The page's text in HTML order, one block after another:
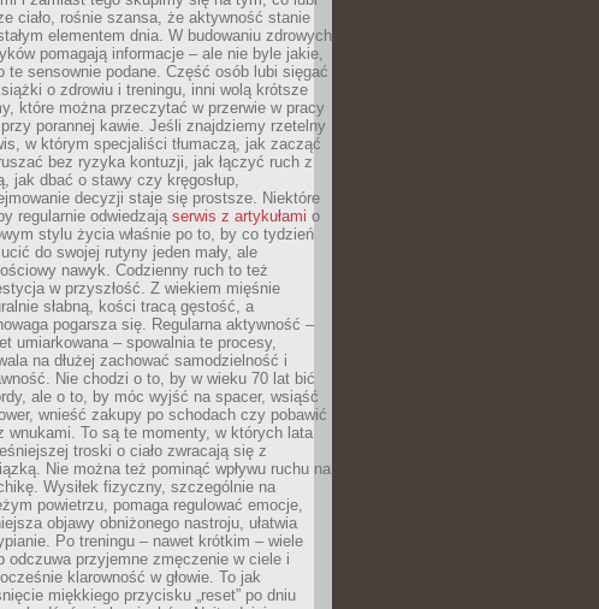
ciało, rośnie szansa, że aktywność stanie
elementem dnia. W budowaniu zdrowych
pomagają informacje – ale nie byle jakie,
te sensownie podane. Część osób lubi sięgać
o zdrowiu i treningu, inni wolą krótsze
które można przeczytać w przerwie w pracy
porannej kawie. Jeśli znajdziemy rzetelny
w którym specjaliści tłumaczą, jak zacząć
bez ryzyka kontuzji, jak łączyć ruch z
jak dbać o stawy czy kręgosłup,
decyzji staje się prostsze. Niektóre
regularnie odwiedzają serwis z artykułami o
stylu życia właśnie po to, by co tydzień
do swojej rutyny jeden mały, ale
nawyk. Codzienny ruch to też
w przyszłość. Z wiekiem mięśnie
słabną, kości tracą gęstość, a
pogarsza się. Regularna aktywność –
umiarkowana – spowalnia te procesy,
na dłużej zachować samodzielność i
Nie chodzi o to, by w wieku 70 lat bić
ale o to, by móc wyjść na spacer, wsiąść
wnieść zakupy po schodach czy pobawić
wnukami. To są te momenty, w których lata
troski o ciało zwracają się z
Nie można też pominąć wpływu ruchu na
Wysiłek fizyczny, szczególnie na
powietrzu, pomaga regulować emocje,
objawy obniżonego nastroju, ułatwia
Po treningu – nawet krótkim – wiele
odczuwa przyjemne zmęczenie w ciele i
klarowność w głowie. To jak
miękkiego przycisku „reset” po dniu